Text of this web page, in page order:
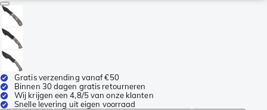
Gratis verzending vanaf €50
Binnen 30 dagen gratis retourneren
Wij krijgen een 4,8/5 van onze klanten
Snelle levering uit eigen voorraad